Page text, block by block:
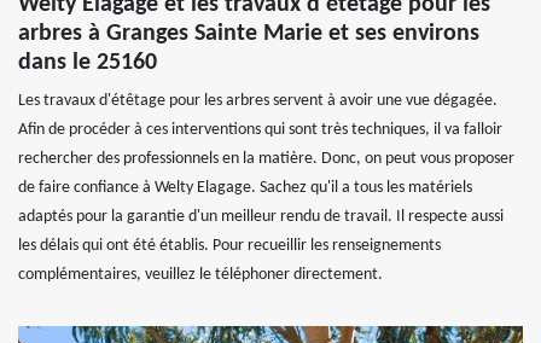
Welty Elagage et les travaux d'étêtage pour les
arbres à Granges Sainte Marie et ses environs
dans le 25160
Les travaux d'étêtage pour les arbres servent à avoir une vue dégagée.
Afin de procéder à ces interventions qui sont très techniques, il va falloir
rechercher des professionnels en la matière. Donc, on peut vous proposer
de faire confiance à Welty Elagage. Sachez qu'il a tous les matériels
adaptés pour la garantie d'un meilleur rendu de travail. Il respecte aussi
les délais qui ont été établis. Pour recueillir les renseignements
complémentaires, veuillez le téléphoner directement.